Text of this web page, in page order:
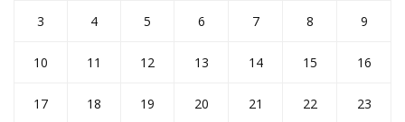
3 4 5 6 7 8 9
10 11 12 13 14 15 16
17 18 19 20 21 22 23